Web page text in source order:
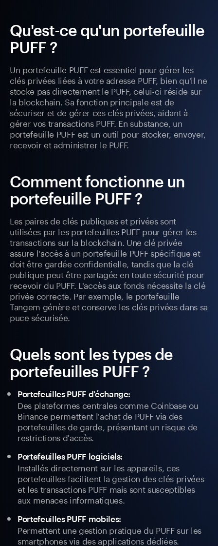
Qu'est-ce qu'un portefeuille
PUFF ?
Un portefeuille PUFF est essentiel pour gérer les
clés privées liées à votre adresse PUFF, bien qu'il ne
stocke pas directement le PUFF, celui-ci réside sur
la blockchain. Sa fonction principale est de
sécuriser et de gérer ces clés privées, aidant à
gérer vos transactions PUFF. En substance, un
portefeuille PUFF est un outil pour stocker, envoyer,
recevoir et administrer le PUFF.
Comment fonctionne un
portefeuille PUFF ?
Les paires de clés publiques et privées sont
utilisées par les portefeuilles PUFF pour gérer les
transactions sur la blockchain. Une clé privée
assure l'accès à un portefeuille PUFF spécifique et
doit être gardée confidentielle, tandis que la clé
publique peut être partagée en toute sécurité pour
recevoir du PUFF. L'accès aux fonds nécessite la clé
privée correcte. Par exemple, le portefeuille
Tangem génère et conserve les clés privées dans sa
puce sécurisée.
Quels sont les types de
portefeuilles PUFF ?
Portefeuilles PUFF d'échange:
Des plateformes centrales comme Coinbase ou
Binance permettent l'achat de PUFF via des
portefeuilles de garde, présentant un risque de
restrictions d'accès.
Portefeuilles PUFF logiciels:
Installés directement sur les appareils, ces
portefeuilles facilitent la gestion des clés privées
et les transactions PUFF mais sont susceptibles
aux menaces informatiques.
Portefeuilles PUFF mobiles:
Permettent une gestion pratique du PUFF sur les
smartphones via des applications dédiées.